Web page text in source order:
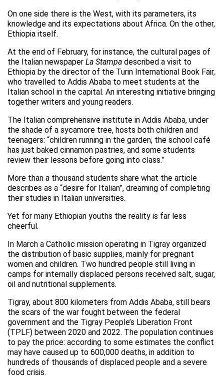
On one side there is the West, with its parameters, its
knowledge and its expectations about Africa. On the other,
Ethiopia itself.
At the end of February, for instance, the cultural pages of
the Italian newspaper La Stampa described a visit to
Ethiopia by the director of the Turin International Book Fair,
who travelled to Addis Ababa to meet students at the
Italian school in the capital. An interesting initiative bringing
together writers and young readers.
The Italian comprehensive institute in Addis Ababa, under
the shade of a sycamore tree, hosts both children and
teenagers: “children running in the garden, the school café
has just baked cinnamon pastries, and some students
review their lessons before going into class.”
More than a thousand students share what the article
describes as a “desire for Italian”, dreaming of completing
their studies in Italian universities.
Yet for many Ethiopian youths the reality is far less
cheerful.
In March a Catholic mission operating in Tigray organized
the distribution of basic supplies, mainly for pregnant
women and children. Two hundred people still living in
camps for internally displaced persons received salt, sugar,
oil and nutritional supplements.
Tigray, about 800 kilometers from Addis Ababa, still bears
the scars of the war fought between the federal
government and the Tigray People’s Liberation Front
(TPLF) between 2020 and 2022. The population continues
to pay the price: according to some estimates the conflict
may have caused up to 600,000 deaths, in addition to
hundreds of thousands of displaced people and a severe
food crisis.